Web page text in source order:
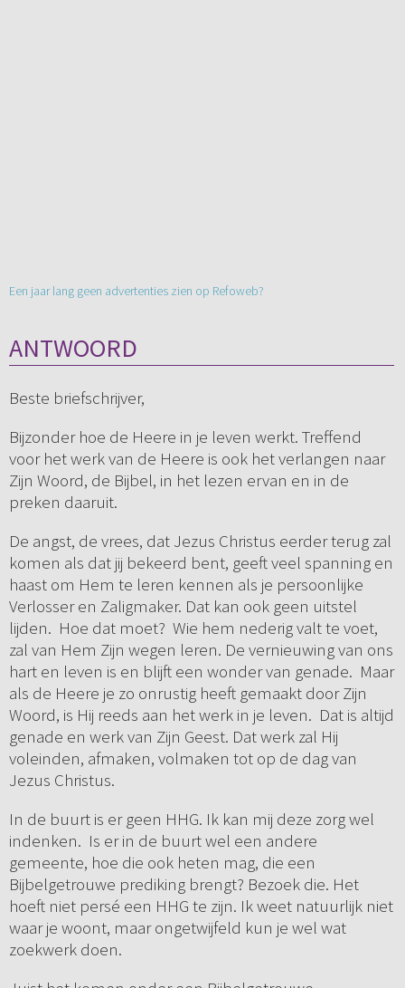
Een jaar lang geen advertenties zien op Refoweb?
ANTWOORD
Beste briefschrijver,
Bijzonder hoe de Heere in je leven werkt. Treffend
voor het werk van de Heere is ook het verlangen naar
Zijn Woord, de Bijbel, in het lezen ervan en in de
preken daaruit.
De angst, de vrees, dat Jezus Christus eerder terug zal
komen als dat jij bekeerd bent, geeft veel spanning en
haast om Hem te leren kennen als je persoonlijke
Verlosser en Zaligmaker. Dat kan ook geen uitstel
lijden. Hoe dat moet? Wie hem nederig valt te voet,
zal van Hem Zijn wegen leren. De vernieuwing van ons
hart en leven is en blijft een wonder van genade. Maar
als de Heere je zo onrustig heeft gemaakt door Zijn
Woord, is Hij reeds aan het werk in je leven. Dat is altijd
genade en werk van Zijn Geest. Dat werk zal Hij
voleinden, afmaken, volmaken tot op de dag van
Jezus Christus.
In de buurt is er geen HHG. Ik kan mij deze zorg wel
indenken. Is er in de buurt wel een andere
gemeente, hoe die ook heten mag, die een
Bijbelgetrouwe prediking brengt? Bezoek die. Het
hoeft niet persé een HHG te zijn. Ik weet natuurlijk niet
waar je woont, maar ongetwijfeld kun je wel wat
zoekwerk doen.